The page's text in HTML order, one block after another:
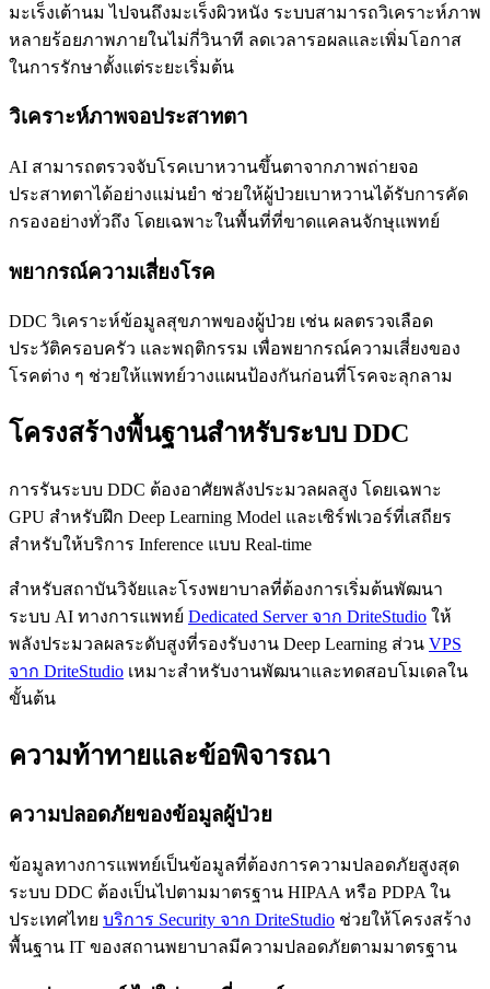
มะเร็งเต้านม ไปจนถึงมะเร็งผิวหนัง ระบบสามารถวิเคราะห์ภาพ
หลายร้อยภาพภายในไม่กี่วินาที ลดเวลารอผลและเพิ่มโอกาส
ในการรักษาตั้งแต่ระยะเริ่มต้น
วิเคราะห์ภาพจอประสาทตา
AI สามารถตรวจจับโรคเบาหวานขึ้นตาจากภาพถ่ายจอ
ประสาทตาได้อย่างแม่นยำ ช่วยให้ผู้ป่วยเบาหวานได้รับการคัด
กรองอย่างทั่วถึง โดยเฉพาะในพื้นที่ที่ขาดแคลนจักษุแพทย์
พยากรณ์ความเสี่ยงโรค
DDC วิเคราะห์ข้อมูลสุขภาพของผู้ป่วย เช่น ผลตรวจเลือด
ประวัติครอบครัว และพฤติกรรม เพื่อพยากรณ์ความเสี่ยงของ
โรคต่าง ๆ ช่วยให้แพทย์วางแผนป้องกันก่อนที่โรคจะลุกลาม
โครงสร้างพื้นฐานสำหรับระบบ DDC
การรันระบบ DDC ต้องอาศัยพลังประมวลผลสูง โดยเฉพาะ
GPU สำหรับฝึก Deep Learning Model และเซิร์ฟเวอร์ที่เสถียร
สำหรับให้บริการ Inference แบบ Real-time
สำหรับสถาบันวิจัยและโรงพยาบาลที่ต้องการเริ่มต้นพัฒนา
ระบบ AI ทางการแพทย์ Dedicated Server จาก DriteStudio ให้
พลังประมวลผลระดับสูงที่รองรับงาน Deep Learning ส่วน VPS
จาก DriteStudio เหมาะสำหรับงานพัฒนาและทดสอบโมเดลใน
ขั้นต้น
ความท้าทายและข้อพิจารณา
ความปลอดภัยของข้อมูลผู้ป่วย
ข้อมูลทางการแพทย์เป็นข้อมูลที่ต้องการความปลอดภัยสูงสุด
ระบบ DDC ต้องเป็นไปตามมาตรฐาน HIPAA หรือ PDPA ใน
ประเทศไทย บริการ Security จาก DriteStudio ช่วยให้โครงสร้าง
พื้นฐาน IT ของสถานพยาบาลมีความปลอดภัยตามมาตรฐาน